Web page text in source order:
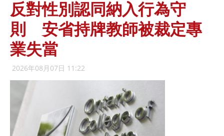
反對性別認同納入行為守
則 安省持牌教師被裁定專
業失當
2026年08月07日 11:22